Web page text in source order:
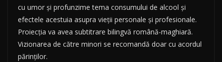
cu umor și profunzime tema consumului de alcool și
efectele acestuia asupra vieții personale și profesionale.
Proiecția va avea subtitrare bilingvă română-maghiară.
Vizionarea de către minori se recomandă doar cu acordul
părinților.